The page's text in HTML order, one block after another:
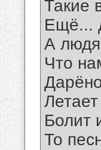
Такие
Ещё...
А
Что
Болит
То